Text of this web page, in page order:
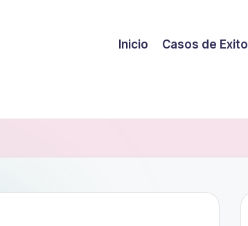
Inicio Casos de Exito